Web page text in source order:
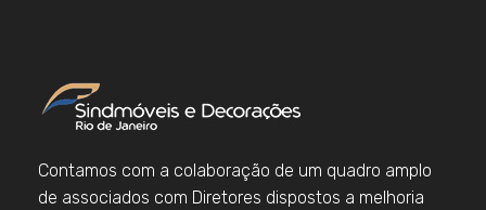
Contamos com a colaboração de um quadro amplo
de associados com Diretores dispostos a melhoria